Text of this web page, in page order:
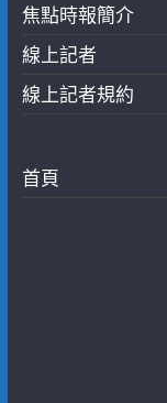
焦點時報簡介
線上記者
線上記者規約
首頁